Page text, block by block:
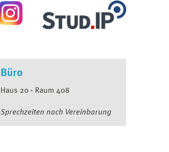
Büro
Haus 20 · Raum 408
Sprechzeiten nach Vereinbarung